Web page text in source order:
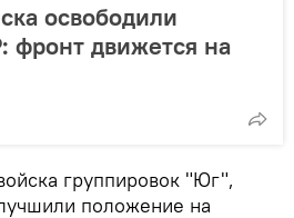
освободили
фронт движется на
группировок "Юг",
положение на